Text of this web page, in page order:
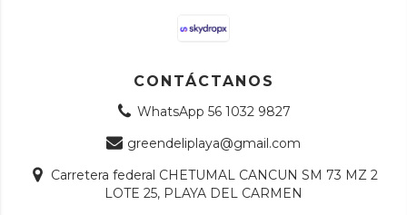
CONTÁCTANOS
WhatsApp 56 1032 9827
greendeliplaya@gmail.com
Carretera federal CHETUMAL CANCUN SM 73 MZ 2
LOTE 25, PLAYA DEL CARMEN